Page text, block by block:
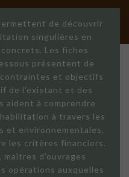
de découvrir
singulières en
Les fiches
présentent de
contraintes et objectifs
de l'existant et des
aident à comprendre
à travers les
et environnementales,
les critères financiers.
d'ouvrages
opérations auxquelles